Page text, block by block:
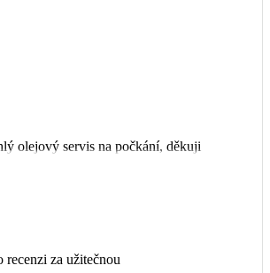
olejový servis na počkání, děkuji
recenzi za užitečnou